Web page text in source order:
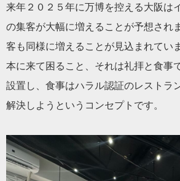
来年２０２５年に万博を控える大阪は
の集客が大幅に増えることが予想され
客も同様に増えることが見込まれてい
本に来て困ること、それは礼拝と食事
設置し、食事はハラル認証のレストラ
解決しようというコンセプトです。